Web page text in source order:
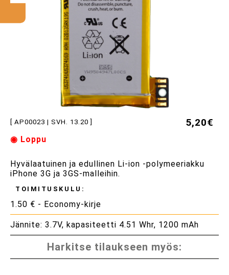
[ AP00023 | SVH. 13.20 ] 5,20€
◉ Loppu
Hyvälaatuinen ja edullinen Li-ion -polymeeriakku
iPhone 3G ja 3GS-malleihin.
TOIMITUSKULU:
1.50 € - Economy-kirje
Jännite: 3.7V, kapasiteetti 4.51 Whr, 1200 mAh
Harkitse tilaukseen myös: